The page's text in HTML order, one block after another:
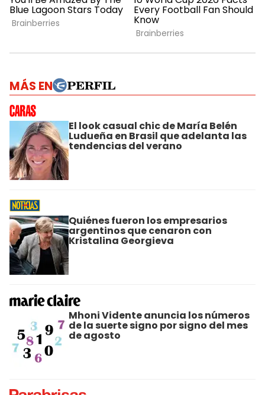
MÁS EN
El look casual chic de María Belén
Ludueña en Brasil que adelanta las
tendencias del verano
Quiénes fueron los empresarios
argentinos que cenaron con
Kristalina Georgieva
Mhoni Vidente anuncia los números
de la suerte signo por signo del mes
de agosto